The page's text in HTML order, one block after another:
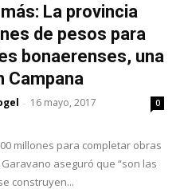
La provincia
de pesos para
bonaerenses, una
Campana
- 16 mayo, 2017 0
millones para completar obras
aseguró que “son las
construyen...